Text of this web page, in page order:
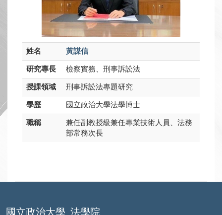
姓名
黃謀信
研究專長
檢察實務、刑事訴訟法
授課領域
刑事訴訟法專題研究
學歷
國立政治大學法學博士
職稱
兼任副教授級兼任專業技術人員、法務
部常務次長
國立政治大學 法學院